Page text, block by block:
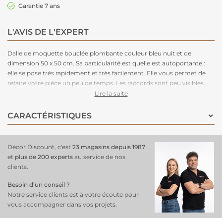
Garantie 7 ans
L'AVIS DE L'EXPERT
Dalle de moquette bouclée plombante couleur bleu nuit et de
dimension 50 x 50 cm. Sa particularité est quelle est autoportante :
elle se pose très rapidement et très facilement. Elle vous permet de
refaire votre pièce un peu de temps. Les raccords sont peu visibles.
L'avantage des dalles de moquette est que la pose de celle-ci est très
Lire la suite
CARACTÉRISTIQUES
Décor Discount, c'est 23 magasins depuis 1987
et plus de 200 experts au service de nos
clients.
Besoin d’un conseil ?
Notre service clients est à votre écoute pour
vous accompagner dans vos projets.